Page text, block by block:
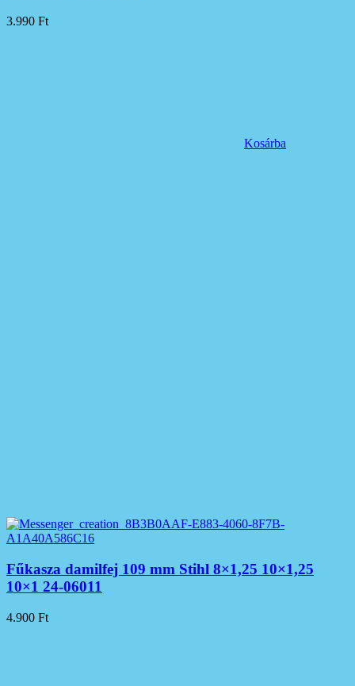
3.990 Ft
Kosárba
Fűkasza damilfej 109 mm Stihl 8×1,25 10×1,25
10×1 24-06011
4.900 Ft